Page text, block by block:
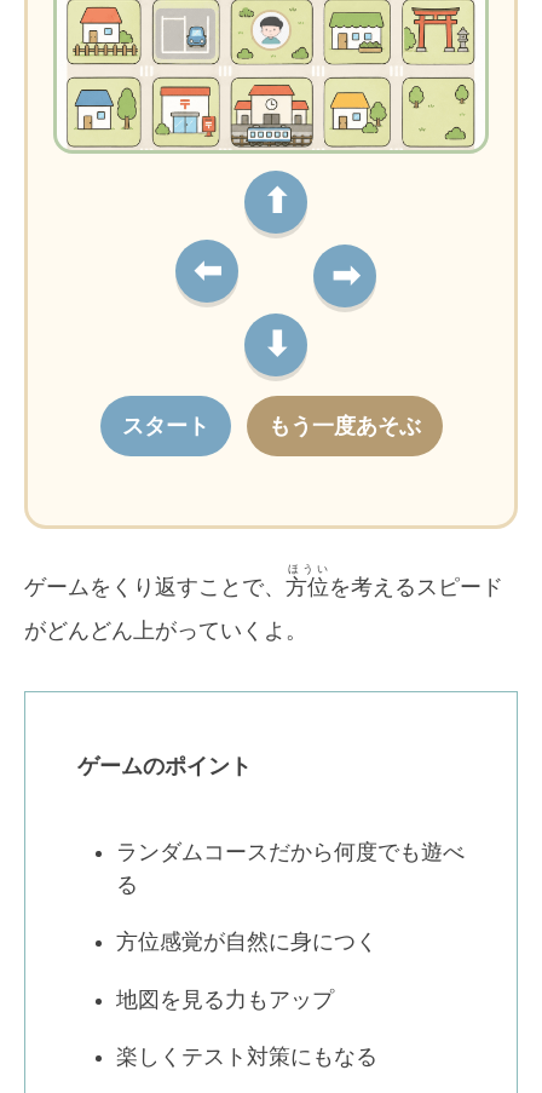
⬆
⬅
➡
⬇
スタート もう一度あそぶ
ゲームをくり返すことで、 方位
ほうい
を考えるスピード
がどんどん上がっていくよ。
ゲームのポイント
ランダムコースだから何度でも遊べ
る
方位感覚が自然に身につく
地図を見る力もアップ
楽しくテスト対策にもなる